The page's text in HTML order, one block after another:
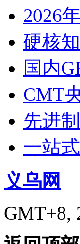
2026
硬核
国内
CMT
先进
一站
义乌网
GMT+8,